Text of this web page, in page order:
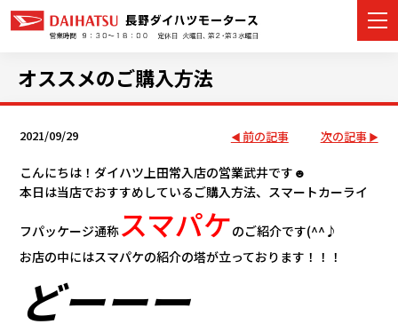
カーラインナップ
展示車・試乗車
店舗情報
オススメのご購入方法
2021/09/29 前の記事 次の記事
こんにちは！ダイハツ上田常入店の営業武井です☻
本日は当店でおすすめしているご購入方法、スマートカーライ
フパッケージ通称スマパケのご紹介です(^^♪
お店の中にはスマパケの紹介の塔が立っております！！！
どーーー